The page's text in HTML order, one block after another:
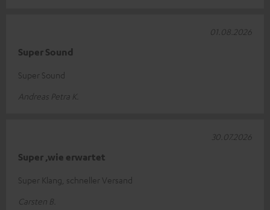
Super Sound
Super Sound
Andreas Petra K.
01.08.2026
Super ,wie erwartet
Super Klang, schneller Versand
Carsten B.
30.07.2026